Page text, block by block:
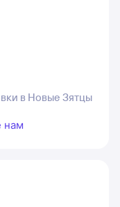
в Новые Зятцы
нам